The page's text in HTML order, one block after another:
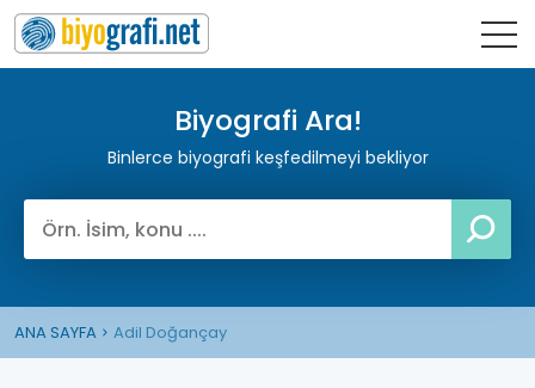
Biyografi Ara!
Binlerce biyografi keşfedilmeyi bekliyor
ANA SAYFA Adil Doğançay